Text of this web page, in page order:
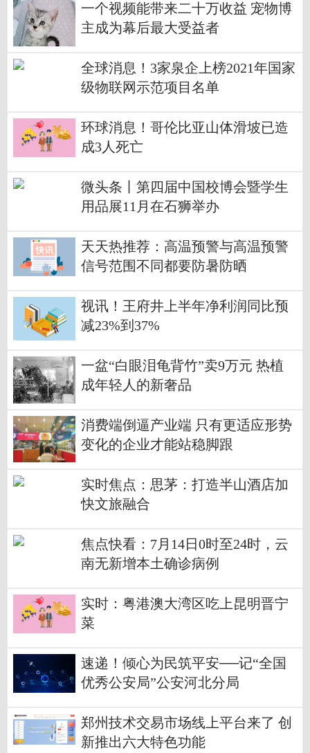
一个视频能带来二十万收益 宠物博
主成为幕后最大受益者
全球消息！3家泉企上榜2021年国家
级物联网示范项目名单
环球消息！哥伦比亚山体滑坡已造
成3人死亡
微头条丨第四届中国校博会暨学生
用品展11月在石狮举办
天天热推荐：高温预警与高温预警
信号范围不同都要防暑防晒
视讯！王府井上半年净利润同比预
减23%到37%
一盆“白眼泪龟背竹”卖9万元 热植
成年轻人的新奢品
消费端倒逼产业端 只有更适应形势
变化的企业才能站稳脚跟
实时焦点：思茅：打造半山酒店加
快文旅融合
焦点快看：7月14日0时至24时，云
南无新增本土确诊病例
实时：粤港澳大湾区吃上昆明晋宁
菜
速递！倾心为民筑平安──记“全国
优秀公安局”公安河北分局
郑州技术交易市场线上平台来了 创
新推出六大特色功能